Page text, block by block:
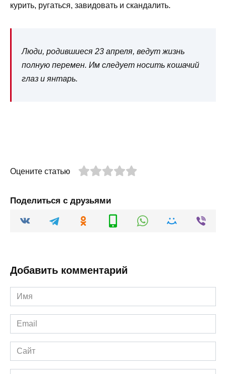
курить, ругаться, завидовать и скандалить.
Люди, родившиеся 23 апреля, ведут жизнь
полную перемен. Им следует носить кошачий
глаз и янтарь.
Оцените статью
Поделиться с друзьями
Добавить комментарий
Имя
*
Email
*
Сайт